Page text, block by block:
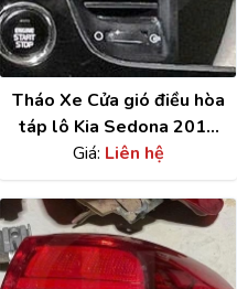
Tháo Xe Cửa gió điều hòa
táp lô Kia Sedona 2019
2020
Giá: Liên hệ